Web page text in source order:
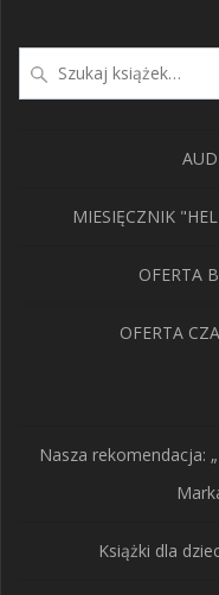
MIESIĘCZNIK
OFERTA
OFERTA
Nasza rekomendacja:
Książki dla